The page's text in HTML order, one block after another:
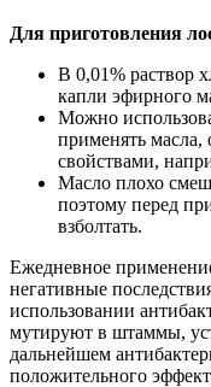
Для приготовления
В 0,01% раствор
капли эфирного
Можно
применять
свойствами,
Масло плохо
поэтому перед
взболтать.
Ежедневное
негативные
использовании
мутируют в штаммы,
дальнейшем
положительного